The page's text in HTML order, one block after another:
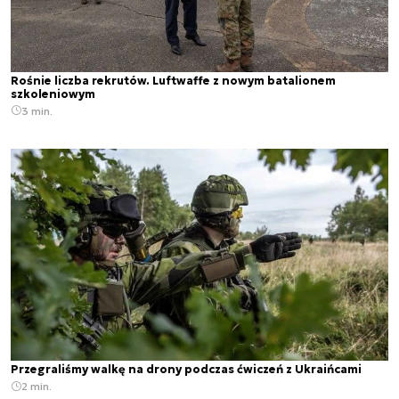
Rośnie liczba rekrutów. Luftwaffe z nowym batalionem
szkoleniowym
3 min.
Przegraliśmy walkę na drony podczas ćwiczeń z Ukraińcami
2 min.